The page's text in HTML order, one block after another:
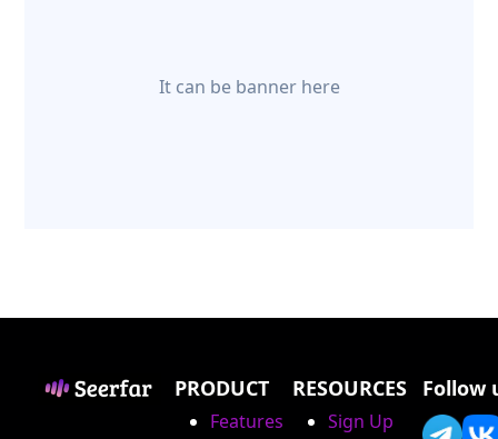
It can be banner here
PRODUCT
Features
RESOURCES
Sign Up
Follow